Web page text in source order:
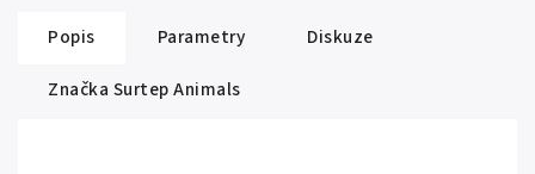
Popis Parametry
Diskuze
Značka Surtep Animals